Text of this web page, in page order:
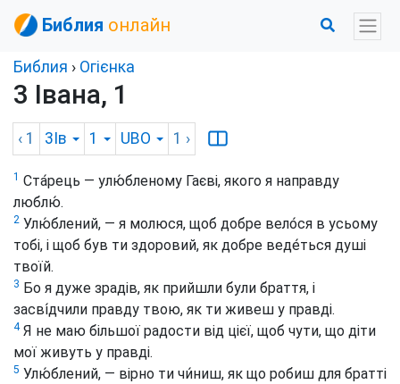
Библия онлайн
Библия › Огієнка
3 Івана, 1
‹ 1 3Ів 1 UBO 1 ›
1 Ста́рець — улю́бленому Гаєві, якого я направду
люблю́.
2 Улю́блений, — я молюся, щоб добре вело́ся в усьому
тобі, і щоб був ти здоровий, як добре веде́ться душі
твоїй.
3 Бо я дуже зрадів, як прийшли були браття, і
засві́дчили правду твою, як ти живеш у правді.
4Я не маю більшої радости від цієї, щоб чути, що діти
мої живуть у правді.
5 Улю́блений, — вірно ти чи́ниш, як що робиш для братті